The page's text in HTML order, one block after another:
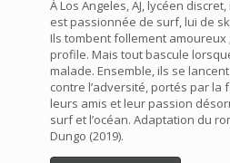
À Los Angeles, AJ, lycéen
est passionnée de surf, lui de
Ils tombent follement
profile. Mais tout bascule
malade. Ensemble, ils se
contre l’adversité, portés par la
leurs amis et leur passion
surf et l’océan. Adaptation du
Dungo (2019).